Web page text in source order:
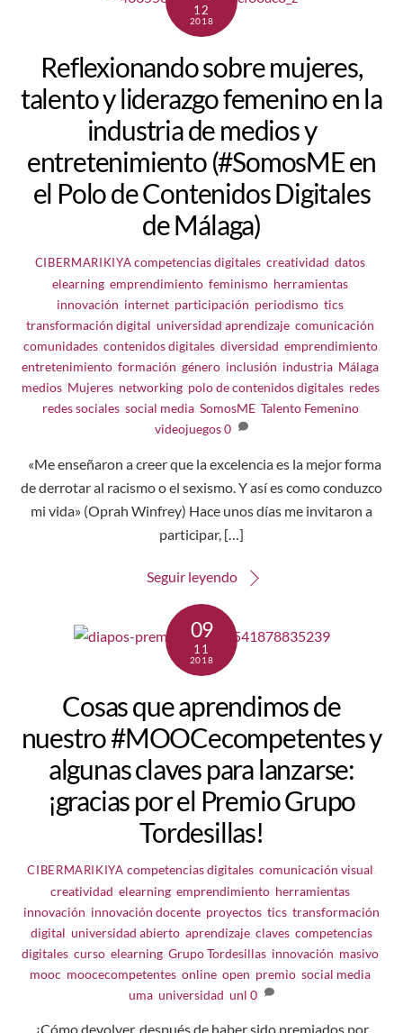
12
2018
Reflexionando sobre mujeres,
talento y liderazgo femenino en la
industria de medios y
entretenimiento (#SomosME en
el Polo de Contenidos Digitales
de Málaga)
CIBERMARIKIYA competencias digitales ,creatividad ,datos
elearning emprendimiento feminismo herramientas
innovación internet participación periodismo tics
transformación digital universidad aprendizaje comunicación
comunidades, contenidos digitales, diversidad emprendimiento,
entretenimiento formación género inclusión industria Málaga
medios, Mujeres, networking, polo de contenidos digitales, redes,
redes sociales, social media, SomosME, Talento Femenino,
videojuegos0
«Me enseñaron a creer que la excelencia es la mejor forma
de derrotar al racismo o el sexismo. Y así es como conduzco
mi vida» (Oprah Winfrey) Hace unos días me invitaron a
participar, […]
Seguir leyendo
09
11
2018
Cosas que aprendimos de
nuestro #MOOCecompetentes y
algunas claves para lanzarse:
¡gracias por el Premio Grupo
Tordesillas!
CIBERMARIKIYA competencias digitales, comunicación visual
creatividad elearning emprendimiento herramientas
innovación innovación docente proyectos tics transformación
digital universidad abierto aprendizaje claves competencias
digitales curso elearning Grupo Tordesillas innovación masivo
mooc moocecompetentes online open premio social media
uma, universidad unl 0
¿Cómo devolver, después de haber sido premiados por